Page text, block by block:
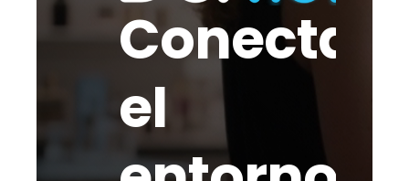
Conecta
el